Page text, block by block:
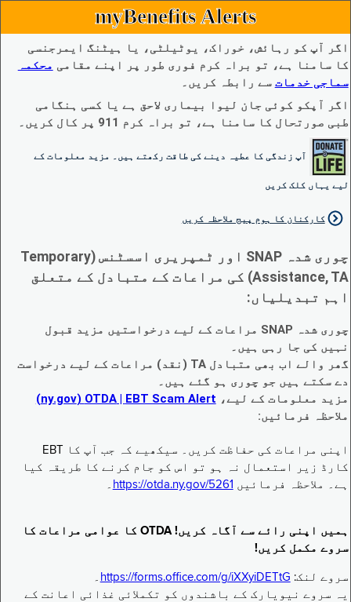
myBenefits Alerts
اگر آپ کو رہائش، خوراک، یوٹیلٹی، یا ہیٹنگ ایمرجنسی
کا سامنا ہے، تو براہ کرم فوری طور پر اپنے مقامی محکمہ
سماجی خدمات سے رابطہ کریں۔
اگر آپکو کوئی جان لیوا بیماری لاحق ہے یا کسی ہنگامی
طبی صورتحال کا سامنا ہے، تو براہ کرم 911 پر کال کریں۔
آپ زندگی کا عطیہ دینے کی طاقت رکھتے ہیں۔ مزید معلومات کے
لیے یہاں کلک کریں
کارکنان کا ہوم پیج ملاحظہ کریں
چوری شدہ SNAP اور ٹمپریری اسسٹنس (Temporary
Assistance, TA) کی مراعات کے متبادل کے متعلق
اہم تبدیلیاں:
چوری شدہ SNAP مراعات کے لیے درخواستیں مزید قبول
نہیں کی جا رہی ہیں۔
گھر والے اب بھی متبادل TA (نقد) مراعات کے لیے درخواست
دے سکتے ہیں جو چوری ہو گئے ہیں۔
مزید معلومات کے لیے، EBT Scam Alert ‏| OTDA ‏(ny.gov)
ملاحظہ فرمائیں:
اپنی مراعات کی حفاظت کریں۔ سیکھیے کہ جب آپ کا EBT
کارڈ زیر استعمال نہ ہو تو اس کو جام کرنے کا طریقہ کیا
ہے۔ ملاحظہ فرمائیں https://otda.ny.gov/5261 ۔
ہمیں اپنی رائے سے آگاہ کریں! OTDA کا عوامی مراعات کا
سروے مکمل کریں!
سروے لنک: https://forms.office.com/g/iXXyiDETtG ۔
یہ سروے نیویارک کے باشندوں کو تکملائی غذائی اعانت کے